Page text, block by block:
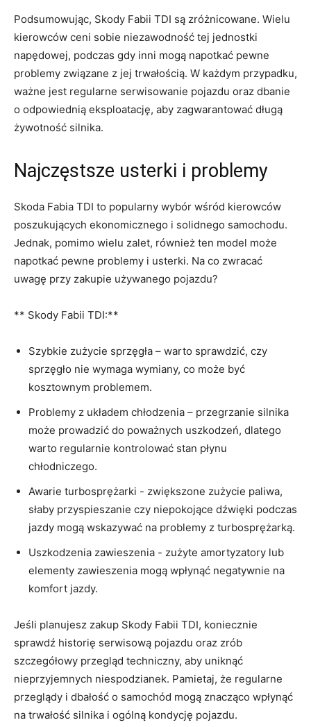
Podsumowując, Skody Fabii TDI⁢ są zróżnicowane. Wielu
kierowców ceni​ sobie niezawodność tej jednostki
napędowej, podczas gdy inni ⁤mogą ‌napotkać⁣ pewne
problemy związane z jej ⁣trwałością. W każdym przypadku,‌
ważne jest regularne serwisowanie ​pojazdu⁤ oraz dbanie
o‌ odpowiednią ⁢eksploatację, aby zagwarantować długą
żywotność silnika.
Najczęstsze usterki i problemy
Skoda ‍Fabia TDI​ to⁤ popularny wybór ⁤wśród kierowców
‌poszukujących ekonomicznego i ⁢solidnego samochodu.
Jednak,⁣ pomimo ​wielu zalet, również ⁤ten⁤ model może
napotkać pewne ‌problemy ‍i usterki. Na co zwracać
uwagę przy zakupie używanego pojazdu?
** Skody Fabii TDI:**
Szybkie‍ zużycie sprzęgła – warto sprawdzić, czy
sprzęgło nie wymaga‌ wymiany, ‌co⁢ może być
kosztownym ⁣problemem.
Problemy z ⁢układem chłodzenia – przegrzanie silnika
może prowadzić do⁤ poważnych uszkodzeń, dlatego
warto regularnie kontrolować stan płynu
chłodniczego.
Awarie turbosprężarki ⁣- zwiększone ⁢zużycie paliwa,
słaby przyspieszanie czy niepokojące dźwięki podczas
jazdy ⁤mogą wskazywać​ na problemy z turbosprężarką.
Uszkodzenia zawieszenia -⁤ zużyte ‍amortyzatory lub
⁢elementy ‍zawieszenia mogą wpłynąć negatywnie ‌na
komfort jazdy.
Jeśli ⁣planujesz⁢ zakup Skody Fabii TDI, koniecznie
sprawdź historię serwisową pojazdu oraz zrób⁢
szczegółowy przegląd techniczny, aby uniknąć
‍nieprzyjemnych niespodzianek. Pamietaj,⁤ że regularne
⁤przeglądy i‍ dbałość ‌o samochód mogą ‌znacząco wpłynąć
na​ trwałość ‍silnika‌ i ogólną kondycję pojazdu.